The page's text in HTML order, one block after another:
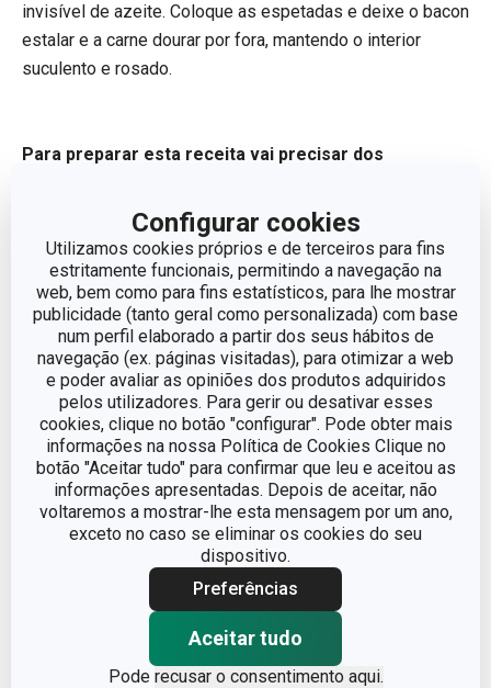
Configurar cookies
Utilizamos cookies próprios e de terceiros para fins
estritamente funcionais, permitindo a navegação na
web, bem como para fins estatísticos, para lhe mostrar
publicidade (tanto geral como personalizada) com base
num perfil elaborado a partir dos seus hábitos de
navegação (ex. páginas visitadas), para otimizar a web
e poder avaliar as opiniões dos produtos adquiridos
pelos utilizadores. Para gerir ou desativar esses
cookies, clique no botão "configurar". Pode obter mais
informações na nossa Política de Cookies Clique no
botão "Aceitar tudo" para confirmar que leu e aceitou as
informações apresentadas. Depois de aceitar, não
voltaremos a mostrar-lhe esta mensagem por um ano,
exceto no caso se eliminar os cookies do seu
dispositivo.
Preferências
Aceitar tudo
Pode recusar o consentimento aqui.
invisível de azeite. Coloque as espetadas e deixe o bacon
estalar e a carne dourar por fora, mantendo o interior
suculento e rosado.
Para preparar esta receita vai precisar dos
Pauzinhos em bambu
PRESTO 18 cm, 50 pcs
Disponível na loja online
COMPRAR
Novidade
Taça GrandCHEF ø 22 cm,
banho maria
€ 24,90
Disponível na loja online
COMPRAR